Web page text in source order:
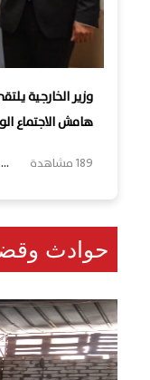
وزير الخارجية
هامش الاجتماع
189 مشاهدة ...
حوادث